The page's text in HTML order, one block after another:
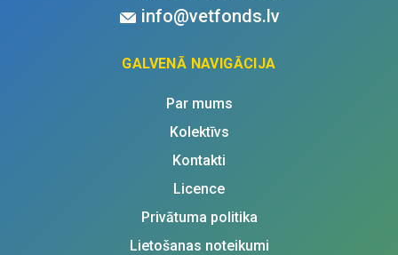
info@vetfonds.lv
GALVENĀ NAVIGĀCIJA
Par mums
Kolektīvs
Kontakti
Licence
Privātuma politika
Lietošanas noteikumi